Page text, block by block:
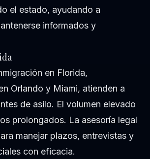
el estado, ayudando a
informados y
en Florida,
Orlando y Miami, atienden a
de asilo. El volumen elevado
prolongados. La asesoría legal
manejar plazos, entrevistas y
con eficacia.